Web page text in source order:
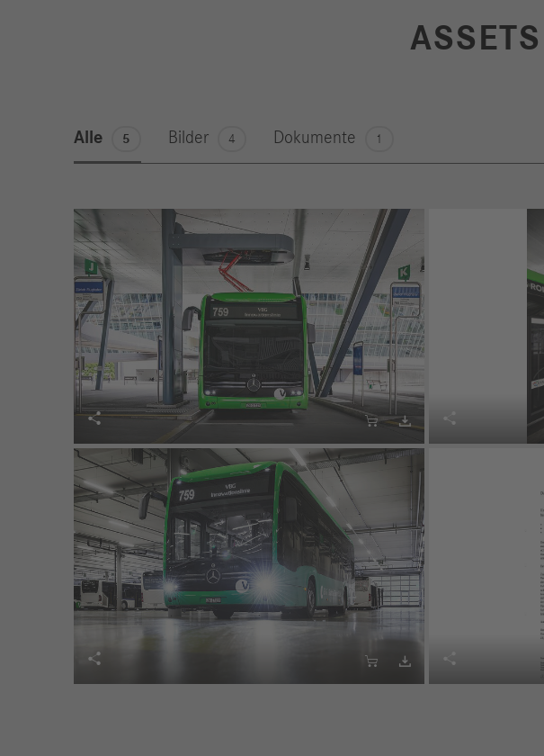
Alle 5 Bilder 4 Dokumente 1
   
   